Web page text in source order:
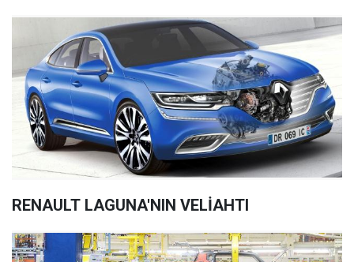
RENAULT LAGUNA'NIN VELİAHTI